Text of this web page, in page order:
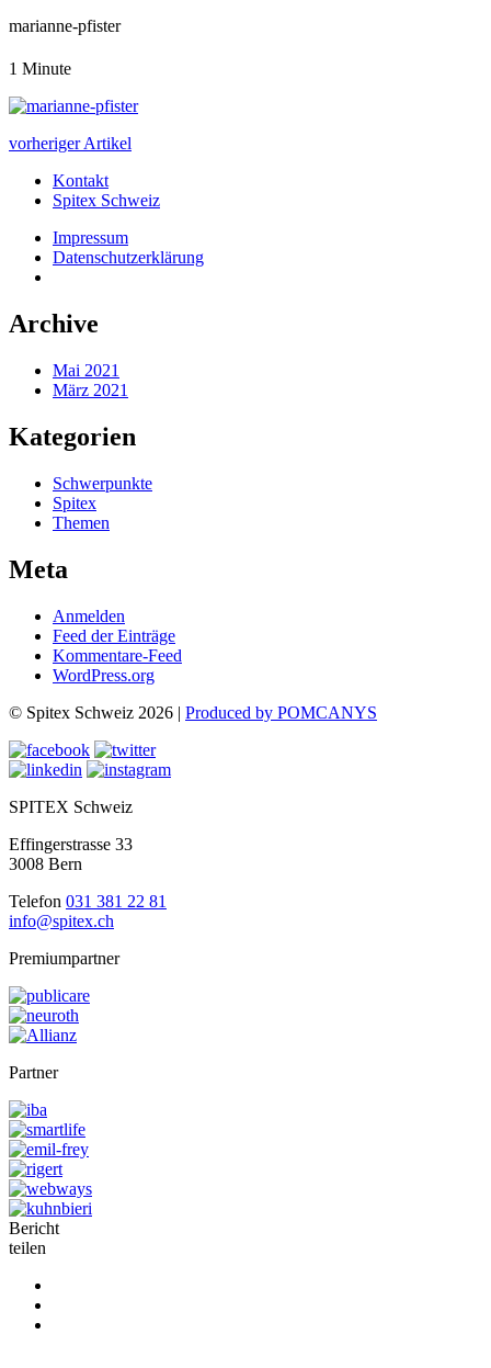
marianne-pfister
1 Minute
vorheriger Artikel
Kontakt
Spitex Schweiz
Impressum
Datenschutzerklärung
Archive
Mai 2021
März 2021
Kategorien
Schwerpunkte
Spitex
Themen
Meta
Anmelden
Feed der Einträge
Kommentare-Feed
WordPress.org
© Spitex Schweiz 2026 | Produced by POMCANYS
SPITEX Schweiz
Effingerstrasse 33
3008 Bern
Telefon 031 381 22 81
info@spitex.ch
Premiumpartner
Partner
Bericht
teilen